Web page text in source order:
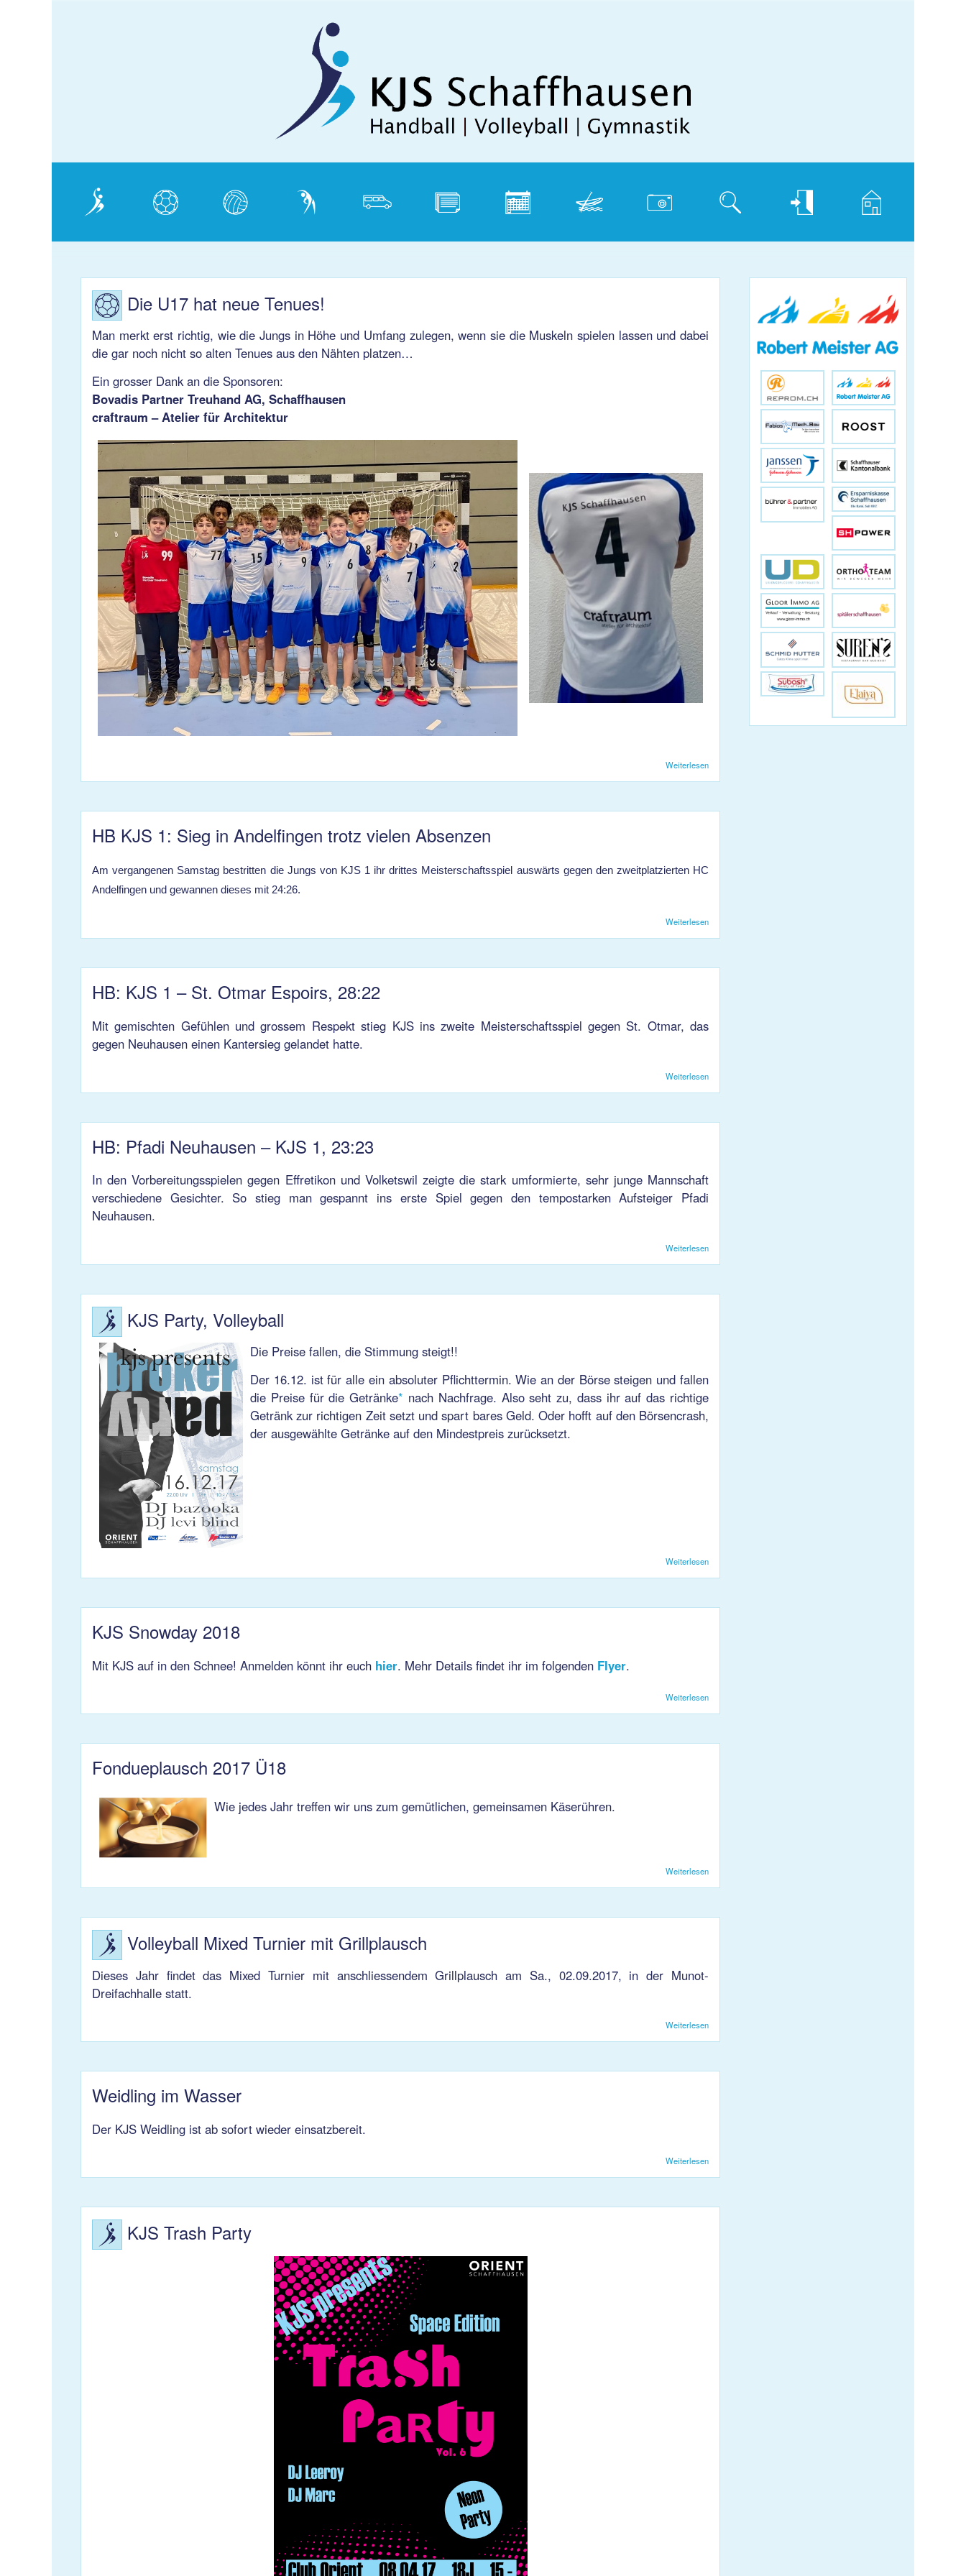
Verein Handball Volleyball Gymnastik Vereinsbus Dokumente Kalender Weidling Photogalerie Suche Login Home
Die U17 hat neue Tenues!
Man merkt erst richtig, wie die Jungs in Höhe und Umfang zulegen, wenn sie die Muskeln spielen lassen und dabei
die gar noch nicht so alten Tenues aus den Nähten platzen…
Ein grosser Dank an die Sponsoren:
Bovadis Partner Treuhand AG, Schaffhausen
craftraum – Atelier für Architektur
Weiterlesen
HB KJS 1: Sieg in Andelfingen trotz vielen Absenzen
Am vergangenen Samstag bestritten die Jungs von KJS 1 ihr drittes Meisterschaftsspiel auswärts gegen den zweitplatzierten HC
Andelfingen und gewannen dieses mit 24:26.
Weiterlesen
HB: KJS 1 – St. Otmar Espoirs, 28:22
Mit gemischten Gefühlen und grossem Respekt stieg KJS ins zweite Meisterschaftsspiel gegen St. Otmar, das
gegen Neuhausen einen Kantersieg gelandet hatte.
Weiterlesen
HB: Pfadi Neuhausen – KJS 1, 23:23
In den Vorbereitungsspielen gegen Effretikon und Volketswil zeigte die stark umformierte, sehr junge Mannschaft
verschiedene Gesichter. So stieg man gespannt ins erste Spiel gegen den tempostarken Aufsteiger Pfadi
Neuhausen.
Weiterlesen
KJS Party, Volleyball
Die Preise fallen, die Stimmung steigt!!
Der 16.12. ist für alle ein absoluter Pflichttermin. Wie an der Börse steigen und fallen
die Preise für die Getränke* nach Nachfrage. Also seht zu, dass ihr auf das richtige
Getränk zur richtigen Zeit setzt und spart bares Geld. Oder hofft auf den Börsencrash,
der ausgewählte Getränke auf den Mindestpreis zurücksetzt.
Weiterlesen
KJS Snowday 2018
Mit KJS auf in den Schnee! Anmelden könnt ihr euch hier. Mehr Details findet ihr im folgenden Flyer.
Weiterlesen
Fondueplausch 2017 Ü18
Wie jedes Jahr treffen wir uns zum gemütlichen, gemeinsamen Käserühren.
Weiterlesen
Volleyball Mixed Turnier mit Grillplausch
Dieses Jahr findet das Mixed Turnier mit anschliessendem Grillplausch am Sa., 02.09.2017, in der Munot-
Dreifachhalle statt.
Weiterlesen
Weidling im Wasser
Der KJS Weidling ist ab sofort wieder einsatzbereit.
Weiterlesen
KJS Trash Party